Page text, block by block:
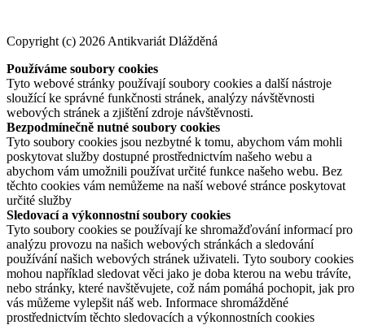
Copyright (c) 2026 Antikvariát Dlážděná
Používáme soubory cookies
Tyto webové stránky používají soubory cookies a další nástroje
sloužící ke správné funkčnosti stránek, analýzy návštěvnosti
webových stránek a zjištění zdroje návštěvnosti.
Bezpodmínečně nutné soubory cookies
Tyto soubory cookies jsou nezbytné k tomu, abychom vám mohli
poskytovat služby dostupné prostřednictvím našeho webu a
abychom vám umožnili používat určité funkce našeho webu. Bez
těchto cookies vám nemůžeme na naší webové stránce poskytovat
určité služby
Sledovací a výkonnostní soubory cookies
Tyto soubory cookies se používají ke shromažďování informací pro
analýzu provozu na našich webových stránkách a sledování
používání našich webových stránek uživateli. Tyto soubory cookies
mohou například sledovat věci jako je doba kterou na webu trávíte,
nebo stránky, které navštěvujete, což nám pomáhá pochopit, jak pro
vás můžeme vylepšit náš web. Informace shromážděné
prostřednictvím těchto sledovacích a výkonnostních cookies